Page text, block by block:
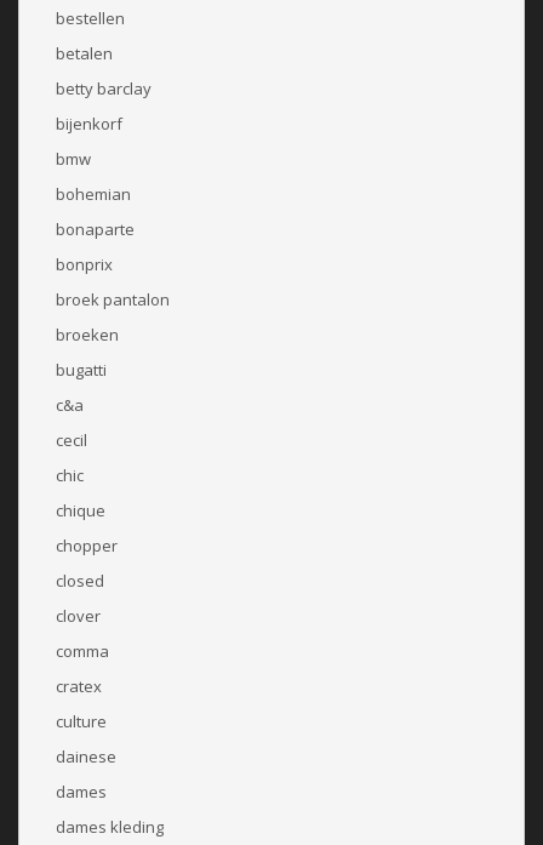
bestellen
betalen
betty barclay
bijenkorf
bmw
bohemian
bonaparte
bonprix
broek pantalon
broeken
bugatti
c&a
cecil
chic
chique
chopper
closed
clover
comma
cratex
culture
dainese
dames
dames kleding